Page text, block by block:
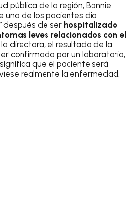
pública de la región, Bonnie
uno de los pacientes dio
después de ser hospitalizado
leves relacionados con el
la directora, el resultado de la
confirmado por un laboratorio,
que el paciente será
realmente la enfermedad.